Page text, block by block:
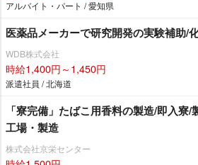
アルバイト・パート / 愛知県
医薬品メーカーで研究開発の実験補助/
WDB株式会社
時給1,400円～1,450円
派遣社員 / 北海道
「寮完備」たばこ用香料の製造/即入寮
工場・製造
株式会社京栄センター